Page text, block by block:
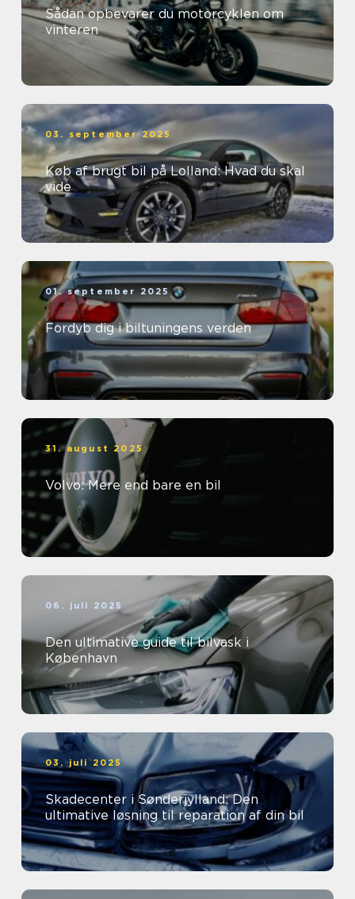
Sådan opbevarer du motorcyklen om
vinteren
03. september 2025
Køb af brugt bil på Lolland: Hvad du skal
vide
01. september 2025
Fordyb dig i biltuningens verden
31. august 2025
Volvo: Mere end bare en bil
06. juli 2025
Den ultimative guide til bilvask i
København
03. juli 2025
Skadecenter i Sønderjylland: Den
ultimative løsning til reparation af din bil